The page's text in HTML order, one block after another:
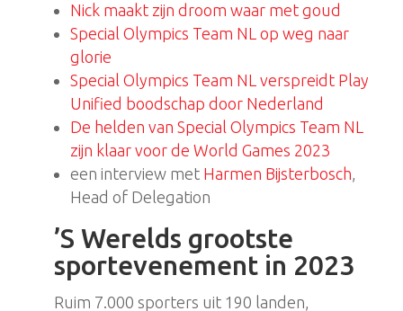
Nick maakt zijn droom waar met goud
Special Olympics Team NL op weg naar
glorie
Special Olympics Team NL verspreidt Play
Unified boodschap door Nederland
De helden van Special Olympics Team NL
zijn klaar voor de World Games 2023
een interview met Harmen Bijsterbosch,
Head of Delegation
’S Werelds grootste
sportevenement in 2023
Ruim 7.000 sporters uit 190 landen,